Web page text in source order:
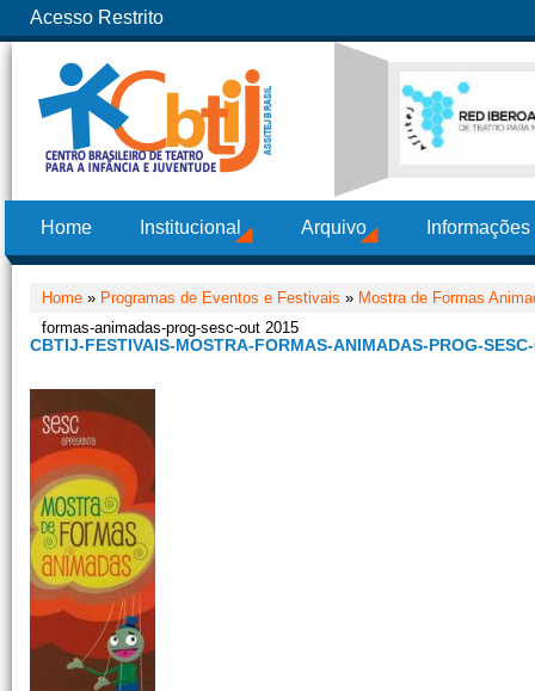
Acesso Restrito
Home Institucional Arquivo
Home » Programas de Eventos e Festivais » Mostra de Formas
formas-animadas-prog-sesc-out 2015
CBTIJ-FESTIVAIS-MOSTRA-FORMAS-ANIMADAS-PROG-